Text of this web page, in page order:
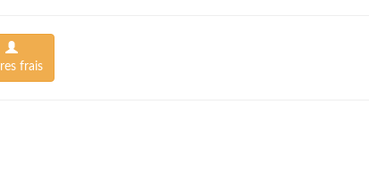
frais